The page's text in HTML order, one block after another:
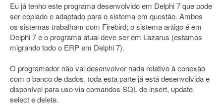
Eu já tenho este programa desenvolvido em Delphi 7 que pode
ser copiado e adaptado para o sistema em questão. Ambos
os sistemas trabalham com Firebird; o sistema antigo é em
Delphi 7 e o programa atual deve ser em Lazarus (estamos
migrando todo o ERP em Delphi 7).
O programador não vai desenvolver nada relativo à conexão
com o banco de dados, toda esta parte já está desenvolvida e
disponível para uso via comandos SQL de insert, update,
select e delete.